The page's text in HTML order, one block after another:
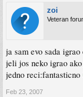
zoi
Veteran
ja sam evo sada
jeli jos neko igrao
jedno reci:fantasticno
Feb 23, 2007